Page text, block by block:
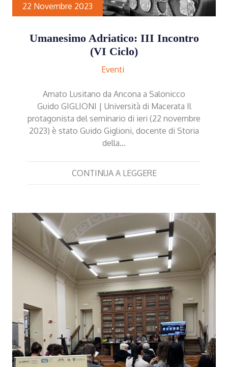
22 Novembre 2023
Umanesimo Adriatico: III Incontro
(VI Ciclo)
Eventi
Amato Lusitano da Ancona a Salonicco
Guido GIGLIONI | Università di Macerata Il
protagonista del seminario di ieri (22 novembre
2023) è stato Guido Giglioni, docente di Storia
della…
CONTINUA A LEGGERE